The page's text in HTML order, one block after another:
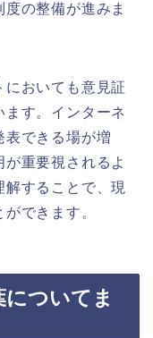
の整備が進みま
おいても意見証
す。インターネ
表できる場が増
重要視されるよ
することで、現
できます。
についてま